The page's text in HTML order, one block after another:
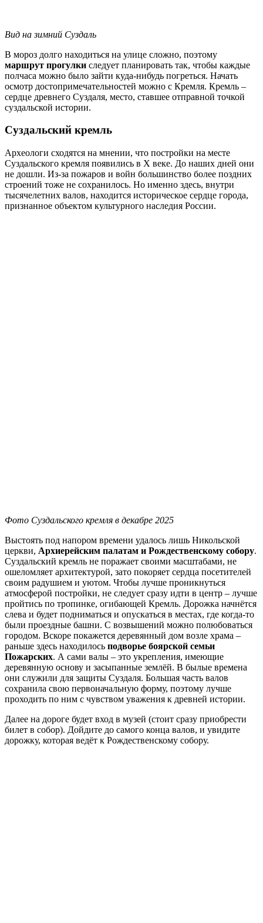
Вид на зимний Суздаль
В мороз долго находиться на улице сложно, поэтому
маршрут прогулки следует планировать так, чтобы каждые
полчаса можно было зайти куда-нибудь погреться. Начать
осмотр достопримечательностей можно с Кремля. Кремль –
сердце древнего Суздаля, место, ставшее отправной точкой
суздальской истории.
Суздальский кремль
Археологи сходятся на мнении, что постройки на месте
Суздальского кремля появились в Х веке. До наших дней они
не дошли. Из-за пожаров и войн большинство более поздних
строений тоже не сохранилось. Но именно здесь, внутри
тысячелетних валов, находится историческое сердце города,
признанное объектом культурного наследия России.
Фото Суздальского кремля в декабре 2025
Выстоять под напором времени удалось лишь Никольской
церкви, Архиерейским палатам и Рождественскому собору.
Суздальский кремль не поражает своими масштабами, не
ошеломляет архитектурой, зато покоряет сердца посетителей
своим радушием и уютом. Чтобы лучше проникнуться
атмосферой постройки, не следует сразу идти в центр – лучше
пройтись по тропинке, огибающей Кремль. Дорожка начнётся
слева и будет подниматься и опускаться в местах, где когда-то
были проездные башни. С возвышений можно полюбоваться
городом. Вскоре покажется деревянный дом возле храма –
раньше здесь находилось подворье боярской семьи
Пожарских. А сами валы – это укрепления, имеющие
деревянную основу и засыпанные землёй. В былые времена
они служили для защиты Суздаля. Большая часть валов
сохранила свою первоначальную форму, поэтому лучше
проходить по ним с чувством уважения к древней истории.
Далее на дороге будет вход в музей (стоит сразу приобрести
билет в собор). Дойдите до самого конца валов, и увидите
дорожку, которая ведёт к Рождественскому собору.